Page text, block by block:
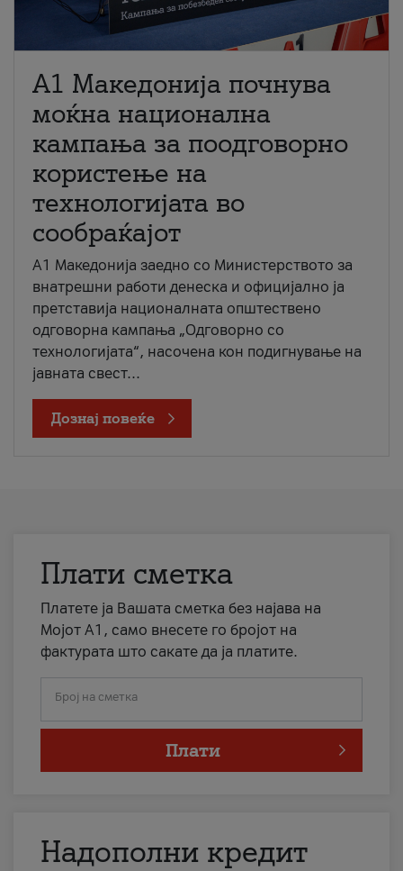
A1 Македонија почнува
моќна национална
кампања за поодговорно
користење на
технологијата во
сообраќајот
A1 Македонија заедно со Министерството за
внатрешни работи денеска и официјално ја
претставија националната општествено
одговорна кампања „Одговорно со
технологијата“, насочена кон подигнување на
јавната свест...
Дознај повеќе
Плати сметка
Платете ја Вашата сметка без најава на
Мојот А1, само внесете го бројот на
фактурата што сакате да ја платите.
Број на сметка
Плати
Надополни кредит